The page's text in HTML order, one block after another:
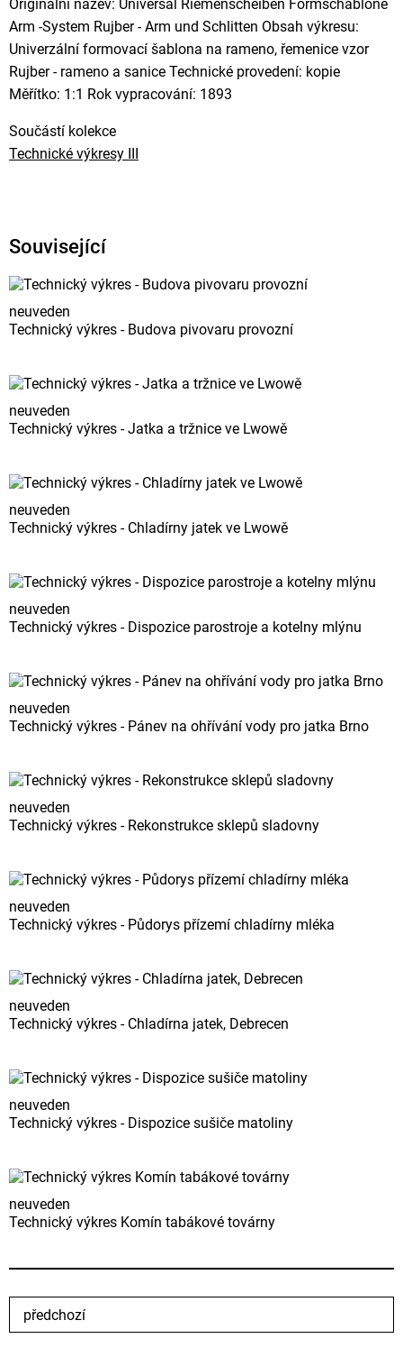
Originální název: Universal Riemenscheiben Formschablone
Arm -System Rujber - Arm und Schlitten Obsah výkresu:
Univerzální formovací šablona na rameno, řemenice vzor
Rujber - rameno a sanice Technické provedení: kopie
Měřítko: 1:1 Rok vypracování: 1893
Součástí kolekce
Technické výkresy III
Související
neuveden
Technický výkres - Budova pivovaru provozní
neuveden
Technický výkres - Jatka a tržnice ve Lwowě
neuveden
Technický výkres - Chladírny jatek ve Lwowě
neuveden
Technický výkres - Dispozice parostroje a kotelny mlýnu
neuveden
Technický výkres - Pánev na ohřívání vody pro jatka Brno
neuveden
Technický výkres - Rekonstrukce sklepů sladovny
neuveden
Technický výkres - Půdorys přízemí chladírny mléka
neuveden
Technický výkres - Chladírna jatek, Debrecen
neuveden
Technický výkres - Dispozice sušiče matoliny
neuveden
Technický výkres Komín tabákové továrny
předchozí